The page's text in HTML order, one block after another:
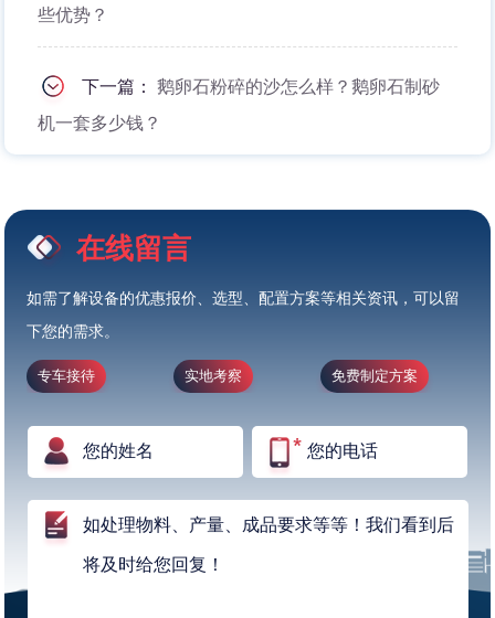
些优势？
下一篇：鹅卵石粉碎的沙怎么样？鹅卵石制砂
机一套多少钱？
在线留言
如需了解设备的优惠报价、选型、配置方案等相关资讯，可以留
下您的需求。
专车接待 实地考察 免费制定方案